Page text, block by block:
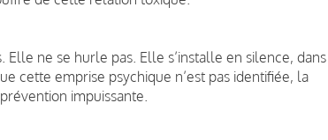
ne se hurle pas. Elle s’installe en silence, dans
cette emprise psychique n’est pas identifiée, la
impuissante.